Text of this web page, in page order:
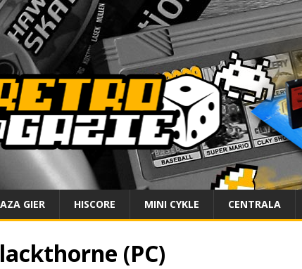
GIER HISCORE MINI CYKLE CENTRALA
(PC)